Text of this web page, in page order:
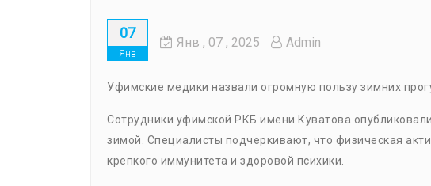
07
Янв
Янв , 07 , 2025 Admin
Уфимские медики назвали огромную пользу зимних
Сотрудники уфимской РКБ имени Куватова
зимой. Специалисты подчеркивают, что физическая
крепкого иммунитета и здоровой психики.